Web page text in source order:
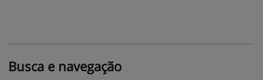
Busca e navegação